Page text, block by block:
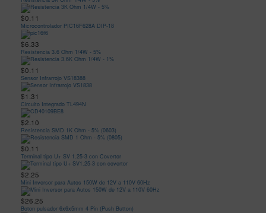
$0.11
Microcontrolador PIC16F628A DIP-18
$6.33
Resistencia 3.6 Ohm 1/4W - 5%
$0.11
Sensor Infrarrojo VS18388
$1.31
Circuito Integrado TL494N
$2.10
Resistencia SMD 1K Ohm - 5% (0603)
$0.11
Terminal tipo U+ SV 1.25-3 con Covertor
$2.25
Mini Inversor para Autos 150W de 12V a 110V 60Hz
$26.25
Boton pulsador 6x6x5mm 4 Pin (Push Button)